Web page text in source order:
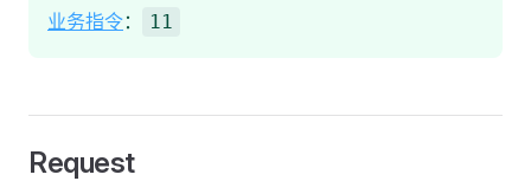
业务指令： 11
Request